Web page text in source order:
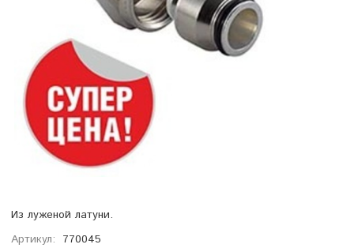
Из луженой латуни.
Артикул: 770045